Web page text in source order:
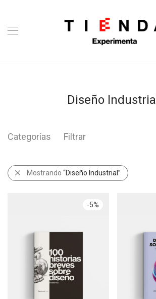
Diseño Industrial
Categorías Filtrar
Mostrando “Diseño Industrial”
-5%